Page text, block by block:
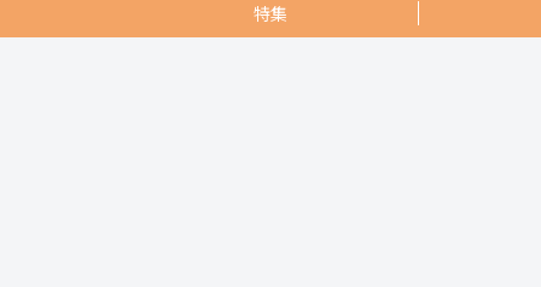
特集